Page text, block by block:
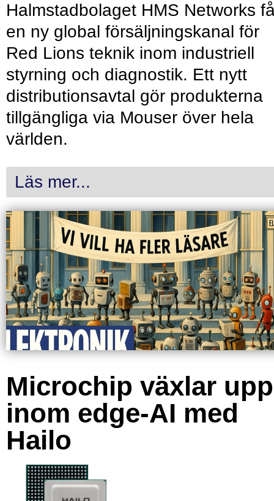
Halmstadbolaget HMS Networks
en ny global försäljningskanal för
Red Lions teknik inom industriell
styrning och diagnostik. Ett nytt
distributionsavtal gör produkterna
tillgängliga via Mouser över hela
världen.
Läs mer...
Microchip växlar upp
inom edge-AI med
Hailo